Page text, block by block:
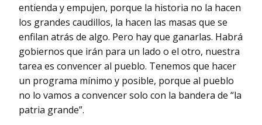
entienda y empujen, porque la historia no la hacen
los grandes caudillos, la hacen las masas que se
enfilan atrás de algo. Pero hay que ganarlas. Habrá
gobiernos que irán para un lado o el otro, nuestra
tarea es convencer al pueblo. Tenemos que hacer
un programa mínimo y posible, porque al pueblo
no lo vamos a convencer solo con la bandera de “la
patria grande”.